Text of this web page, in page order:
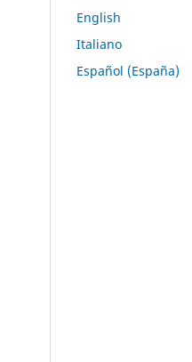
English
Italiano
Español (España)